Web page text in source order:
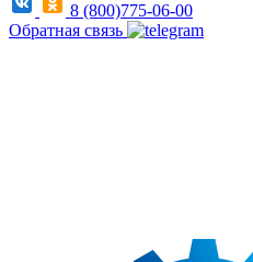
8 (800)775-06-00
Обратная связь